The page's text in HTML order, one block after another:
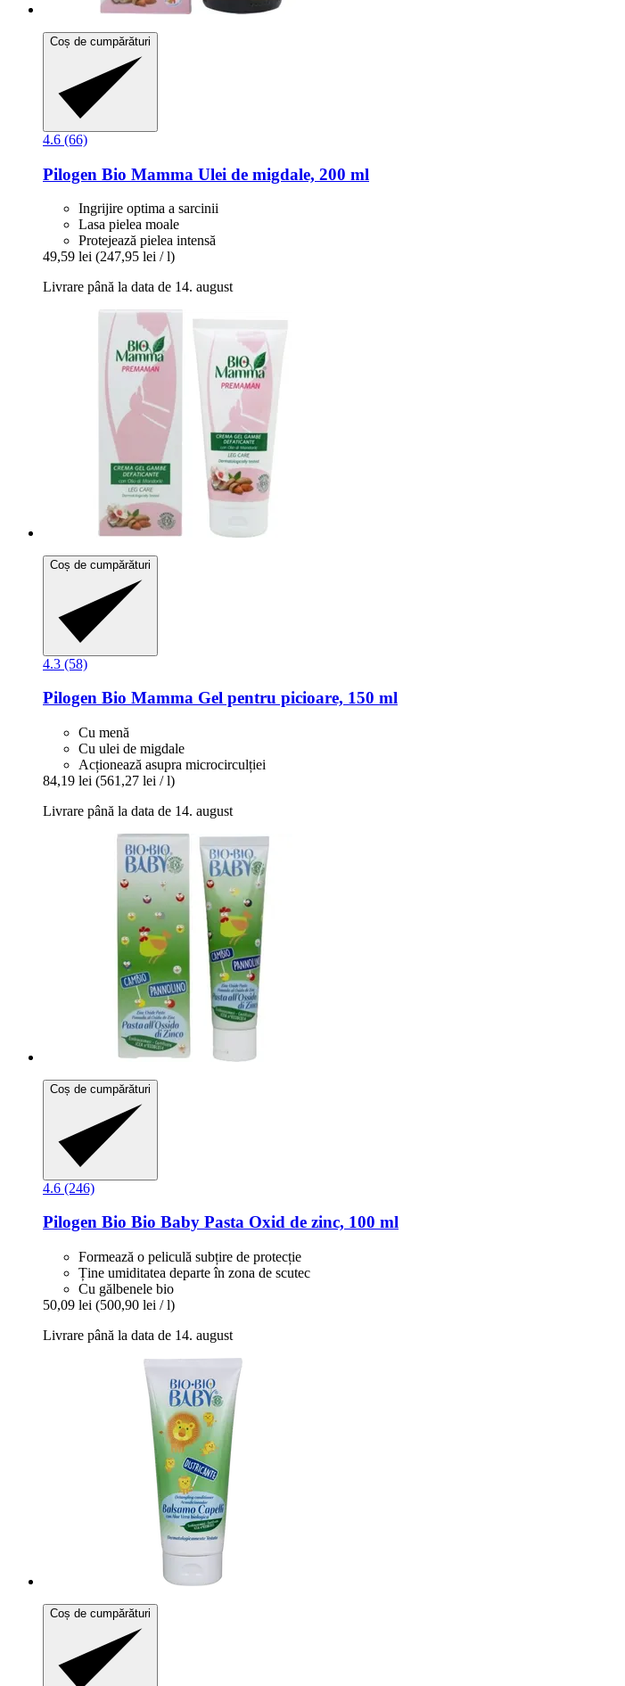
Coș de cumpărături
4.6 (66)
Pilogen Bio Mamma Ulei de migdale, 200 ml
Ingrijire optima a sarcinii
Lasa pielea moale
Protejează pielea intensă
49,59 lei (247,95 lei / l)
Livrare până la data de 14. august
Coș de cumpărături
4.3 (58)
Pilogen Bio Mamma Gel pentru picioare, 150 ml
Cu menă
Cu ulei de migdale
Acționează asupra microcirculției
84,19 lei (561,27 lei / l)
Livrare până la data de 14. august
Coș de cumpărături
4.6 (246)
Pilogen Bio Bio Baby Pasta Oxid de zinc, 100 ml
Formează o peliculă subțire de protecție
Ține umiditatea departe în zona de scutec
Cu gălbenele bio
50,09 lei (500,90 lei / l)
Livrare până la data de 14. august
Coș de cumpărături